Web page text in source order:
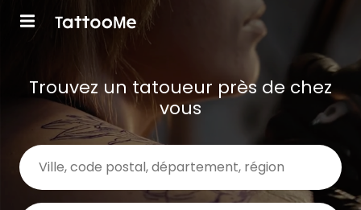
Trouvez un tatoueur près de chez
vous